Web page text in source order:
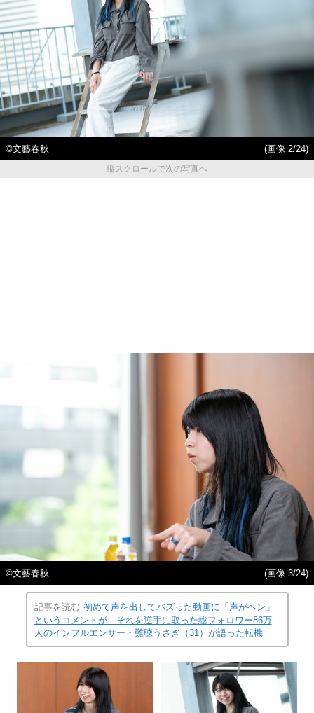
©文藝春秋
(画像 2/24)
縦スクロールで次の写真へ
©文藝春秋 (画像 3/24)
記事を読む 初めて声を出してバズった動画に「声がヘン」
というコメントが…それを逆手に取った総フォロワー86万
人のインフルエンサー・難聴うさぎ（31）が語った転機